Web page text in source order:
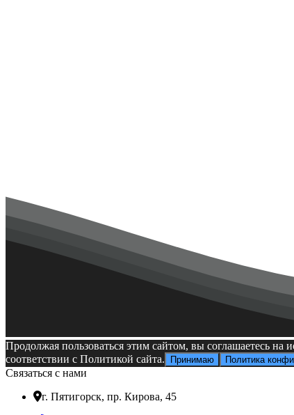
Всероссийский форум негосударственного образования
Продолжая пользоваться этим сайтом, вы соглашаетесь
соответствии с Политикой сайта.
Принимаю Политика
Связаться с нами
г. Пятигорск, пр. Кирова, 45